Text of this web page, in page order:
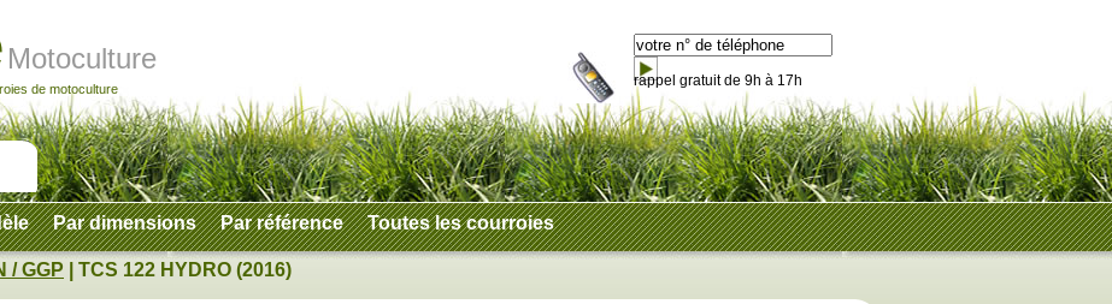
Motoculture
de motoculture rappel gratuit de 9h à 17h
Par dimensions Par référence Toutes les courroies
/ GGP | TCS 122 HYDRO (2016)